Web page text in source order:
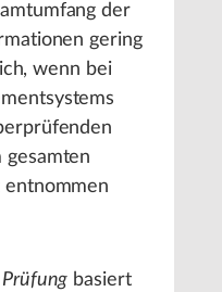
der
gering
wenn bei
gesamten
entnommen
basiert